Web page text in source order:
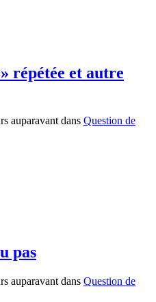
répétée et autre
auparavant dans Question de
pas
auparavant dans Question de